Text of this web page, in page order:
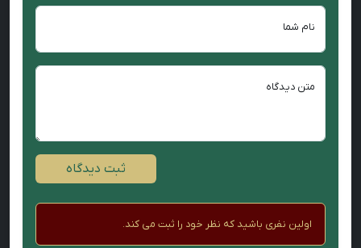
نام شما
متن دیدگاه
ثبت دیدگاه
اولین نفری باشید که نظر خود را ثبت می کند.